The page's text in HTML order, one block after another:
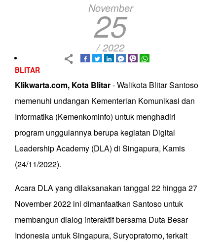
November
25
/ 2022
BLITAR
Klikwarta.com, Kota Blitar- Walikota Blitar Santoso
memenuhi undangan Kementerian Komunikasi dan
Informatika (Kemenkominfo) untuk menghadiri
program unggulannya berupa kegiatan Digital
Leadership Academy (DLA) di Singapura, Kamis
(24/11/2022).
Acara DLA yang dilaksanakan tanggal 22 hingga 27
November 2022 ini dimanfaatkan Santoso untuk
membangun dialog interaktif bersama Duta Besar
Indonesia untuk Singapura, Suryopratomo, terkait